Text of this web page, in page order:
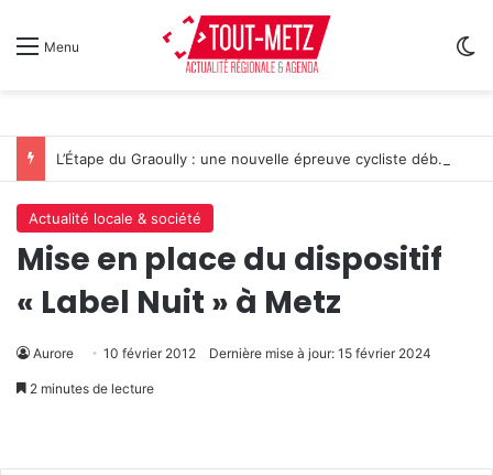
Menu
L’Étape du Graoully : une nouvelle épreuve cycliste débarque à Metz
Actualité locale & société
Mise en place du dispositif
« Label Nuit » à Metz
Aurore 10 février 2012 Dernière mise à jour: 15 février 2024
2 minutes de lecture